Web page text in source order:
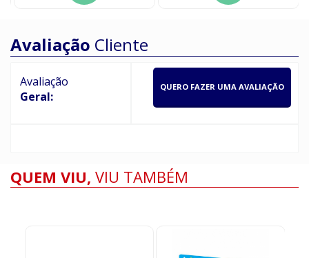
Avaliação Cliente
Avaliação
Geral:
QUERO FAZER UMA AVALIAÇÃO
QUEM VIU, VIU TAMBÉM